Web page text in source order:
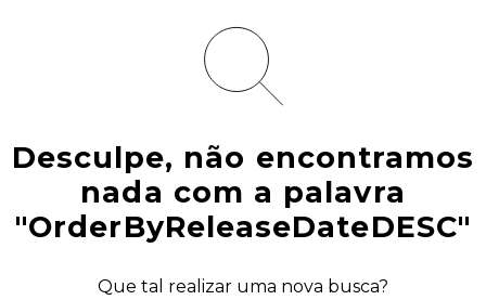
Desculpe, não encontramos
nada com a palavra
"OrderByReleaseDateDESC"
Que tal realizar uma nova busca?